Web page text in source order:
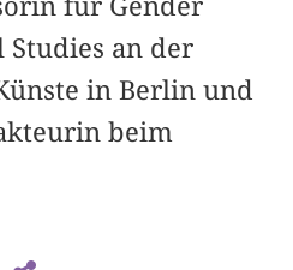
für Gender
Studies an der
in Berlin und
beim